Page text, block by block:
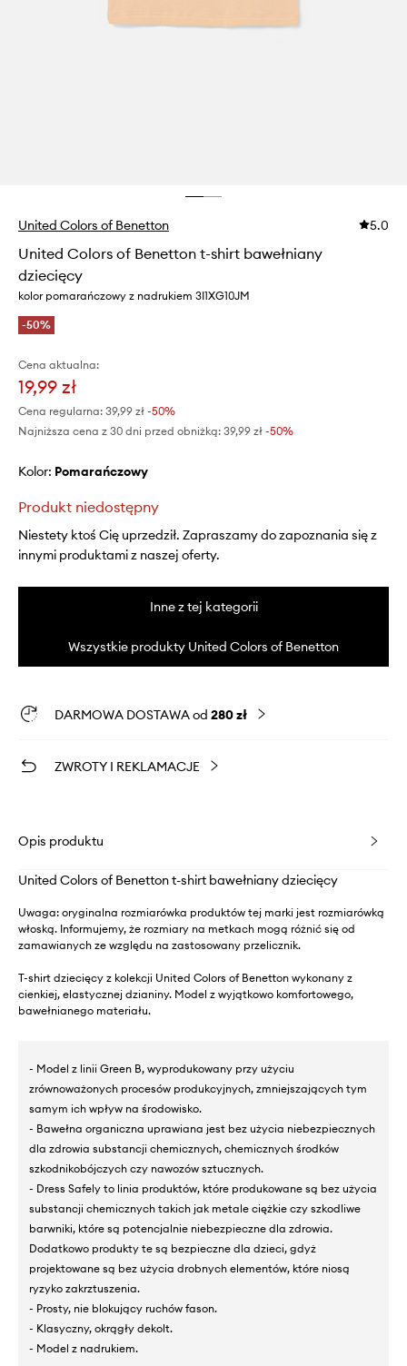
United Colors of Benetton 5.0
United Colors of Benetton t-shirt bawełniany
dziecięcy
kolor pomarańczowy z nadrukiem 3I1XG10JM
-50%
Cena aktualna:
19,99 zł
Cena regularna: 39,99 zł -50%
Najniższa cena z 30 dni przed obniżką: 39,99 zł -50%
Kolor: pomarańczowy
Produkt niedostępny
Niestety ktoś Cię uprzedził. Zapraszamy do zapoznania się z
innymi produktami z naszej oferty.
Inne z tej kategorii
Wszystkie produkty United Colors of Benetton
DARMOWA DOSTAWA od 280 zł
ZWROTY I REKLAMACJE
Opis produktu
United Colors of Benetton t-shirt bawełniany dziecięcy
Uwaga: oryginalna rozmiarówka produktów tej marki jest rozmiarówką
włoską. Informujemy, że rozmiary na metkach mogą różnić się od
zamawianych ze względu na zastosowany przelicznik.
T-shirt dziecięcy z kolekcji United Colors of Benetton wykonany z
cienkiej, elastycznej dzianiny. Model z wyjątkowo komfortowego,
bawełnianego materiału.
- Model z linii Green B, wyprodukowany przy użyciu
zrównoważonych procesów produkcyjnych, zmniejszających tym
samym ich wpływ na środowisko.
- Bawełna organiczna uprawiana jest bez użycia niebezpiecznych
dla zdrowia substancji chemicznych, chemicznych środków
szkodnikobójczych czy nawozów sztucznych.
- Dress Safely to linia produktów, które produkowane są bez użycia
substancji chemicznych takich jak metale ciężkie czy szkodliwe
barwniki, które są potencjalnie niebezpieczne dla zdrowia.
Dodatkowo produkty te są bezpieczne dla dzieci, gdyż
projektowane są bez użycia drobnych elementów, które niosą
ryzyko zakrztuszenia.
- Prosty, nie blokujący ruchów fason.
- Klasyczny, okrągły dekolt.
- Model z nadrukiem.